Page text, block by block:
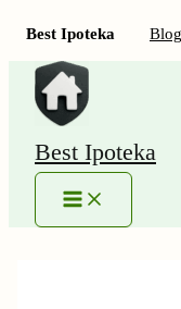
Best Ipoteka Blog
Перейти
содержимому
Best Ipoteka
MAIN
MENU